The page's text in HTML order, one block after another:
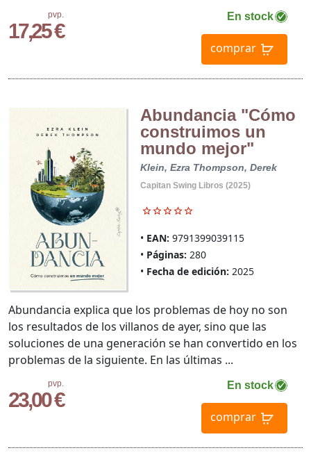
pvp.
17,25 €
En stock
comprar
Abundancia "Cómo
construimos un
mundo mejor"
Klein, Ezra Thompson, Derek
Capitan Swing Libros (2025)
EAN: 9791399039115
Páginas: 280
Fecha de edición: 2025
pvp.
23,00 €
En stock
comprar
Abundancia explica que los problemas de hoy no son
los resultados de los villanos de ayer, sino que las
soluciones de una generación se han convertido en los
problemas de la siguiente. En las últimas ...